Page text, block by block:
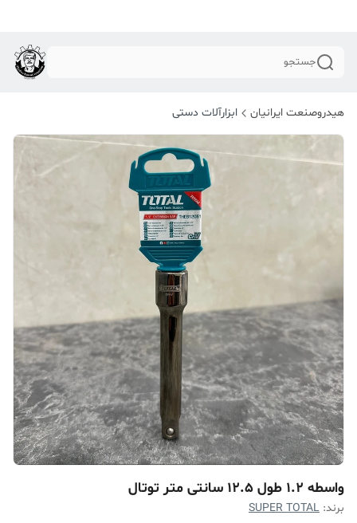
جستجو
هیدروصنعت ایرانیان ابزارآلات دستی
واسطه 1.2 طول 12.5 سانتی متر توتال
برند: SUPER TOTAL